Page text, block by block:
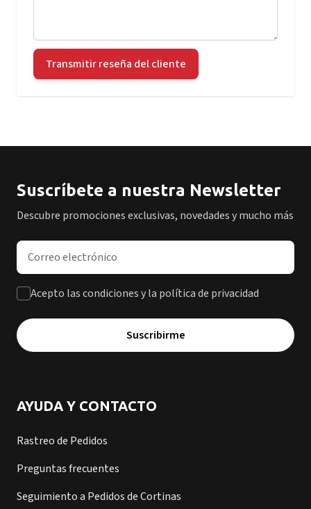
Transmitir reseña del cliente
Suscríbete a nuestra Newsletter
Descubre promociones exclusivas, novedades y mucho más
Dirección de correo electrónico
Acepto las condiciones y la política de privacidad
Suscribirme
AYUDA Y CONTACTO
Rastreo de Pedidos
Preguntas frecuentes
Seguimiento a Pedidos de Cortinas